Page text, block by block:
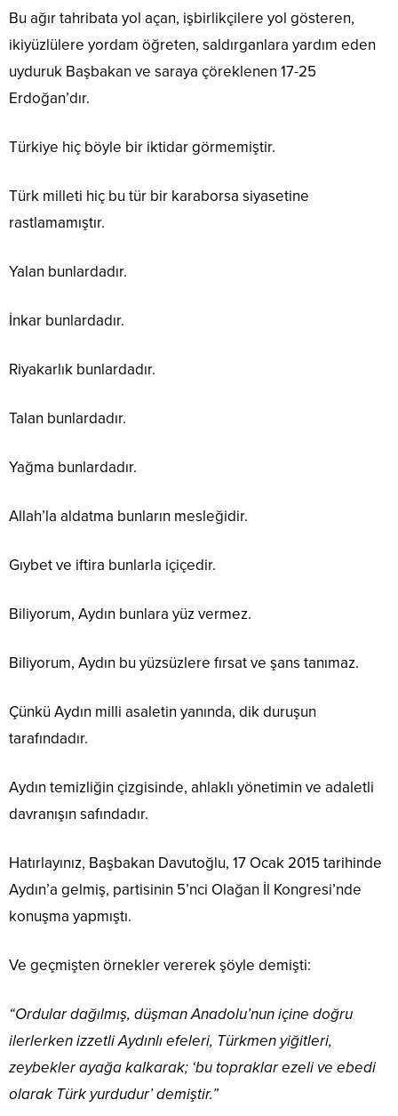
Bu ağır tahribata yol açan, işbirlikçilere yol gösteren,
ikiyüzlülere yordam öğreten, saldırganlara yardım eden
uyduruk Başbakan ve saraya çöreklenen 17-25
Erdoğan’dır.
Türkiye hiç böyle bir iktidar görmemiştir.
Türk milleti hiç bu tür bir karaborsa siyasetine
rastlamamıştır.
Yalan bunlardadır.
İnkar bunlardadır.
Riyakarlık bunlardadır.
Talan bunlardadır.
Yağma bunlardadır.
Allah’la aldatma bunların mesleğidir.
Gıybet ve iftira bunlarla içiçedir.
Biliyorum, Aydın bunlara yüz vermez.
Biliyorum, Aydın bu yüzsüzlere fırsat ve şans tanımaz.
Çünkü Aydın milli asaletin yanında, dik duruşun
tarafındadır.
Aydın temizliğin çizgisinde, ahlaklı yönetimin ve adaletli
davranışın safındadır.
Hatırlayınız, Başbakan Davutoğlu, 17 Ocak 2015 tarihinde
Aydın’a gelmiş, partisinin 5’nci Olağan İl Kongresi’nde
konuşma yapmıştı.
Ve geçmişten örnekler vererek şöyle demişti:
“Ordular dağılmış, düşman Anadolu’nun içine doğru
ilerlerken izzetli Aydınlı efeleri, Türkmen yiğitleri,
zeybekler ayağa kalkarak; ‘bu topraklar ezeli ve ebedi
olarak Türk yurdudur’ demiştir.”